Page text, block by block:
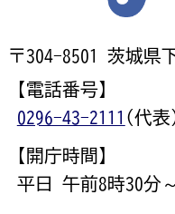
〒304-8501 茨城県
【電話番号】
0296-43-2111 (代表
【開庁時間】
平日 午前8時30分